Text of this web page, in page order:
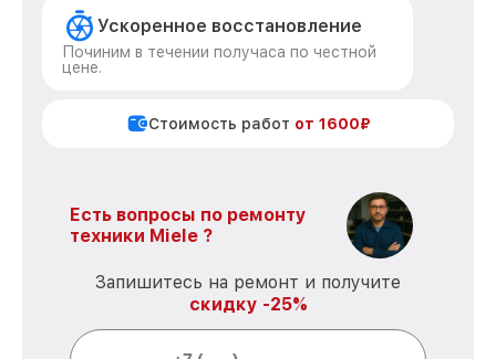
Ускоренное восстановление
Починим в течении получаса по честной
цене.
Стоимость работ от 1600₽
Есть вопросы по ремонту
техники Miele ?
Запишитесь на ремонт и получите
скидку -25%